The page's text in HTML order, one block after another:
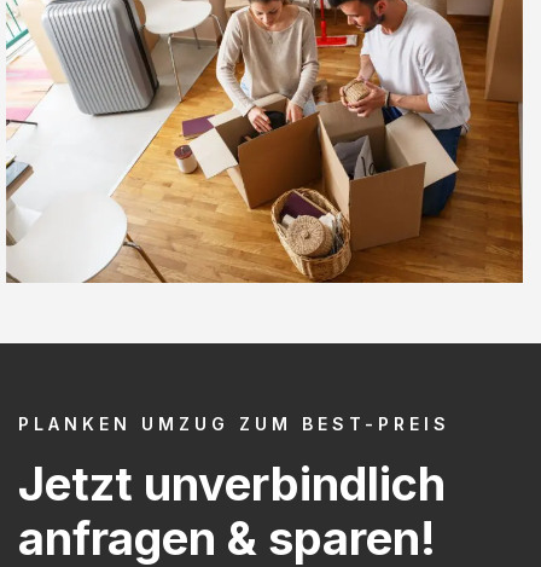
PLANKEN UMZUG ZUM BEST-PREIS
Jetzt unverbindlich
anfragen & sparen!